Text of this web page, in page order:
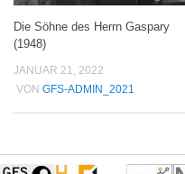
Die Söhne des Herrn Gaspary
(1948)
JANUAR 21, 2022
VON GFS-ADMIN_2021